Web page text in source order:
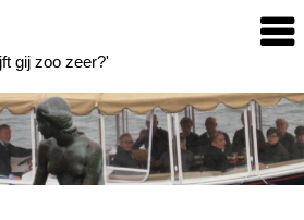
gij zoo zeer?'